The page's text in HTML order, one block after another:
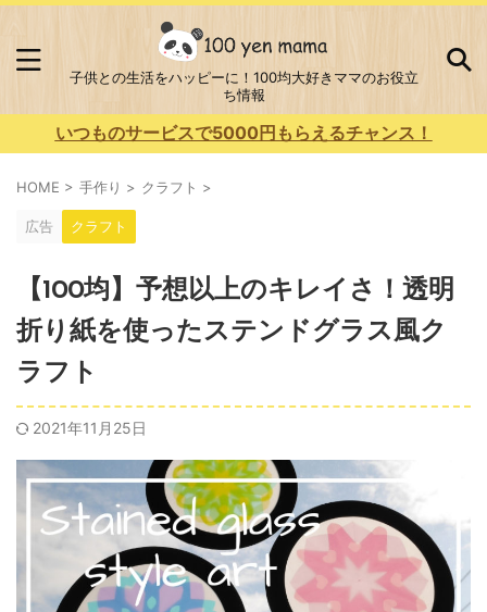
子供との生活をハッピーに！100均大好きママのお役立
ち情報
いつものサービスで5000円もらえるチャンス！
HOME > 手作り > クラフト >
広告 クラフト
【100均】予想以上のキレイさ！透明
折り紙を使ったステンドグラス風ク
ラフト
2021年11月25日